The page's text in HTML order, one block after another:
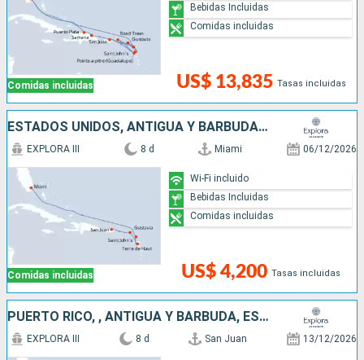
Comidas incluidas US$ 13,835 Tasas incluidas
Bebidas Incluidas
Comidas incluidas
ESTADOS UNIDOS, ANTIGUA Y BARBUDA, FRANCIA, PUERTO RICO
Comidas incluidas
EXPLORA III 8 d Miami 06/12/2026
US$ 4,200 Tasas incluidas
Wi-Fi incluido
Bebidas Incluidas
Comidas incluidas
PUERTO RICO, , ANTIGUA Y BARBUDA, ESTADOS UNIDOS
EXPLORA III 8 d San Juan 13/12/2026